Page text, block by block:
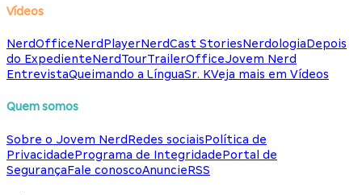
Vídeos
NerdOfficeNerdPlayerNerdCast StoriesNerdologiaDepois
do ExpedienteNerdTourTrailerOfficeJovem Nerd
EntrevistaQueimando a LínguaSr. KVeja mais em Vídeos
Quem somos
Sobre o Jovem NerdRedes sociaisPolítica de
PrivacidadePrograma de IntegridadePortal de
SegurançaFale conoscoAnuncieRSS